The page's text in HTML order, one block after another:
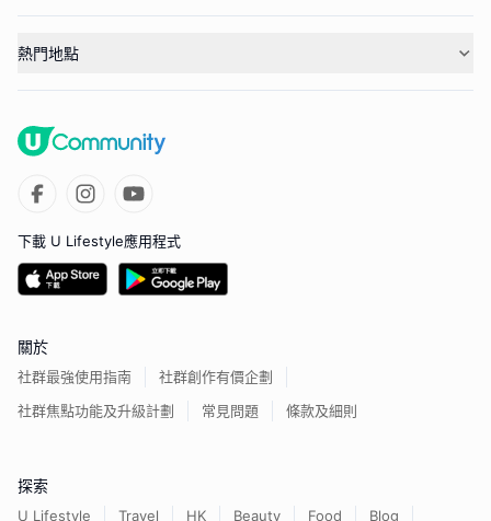
熱門地點
下載 U Lifestyle應用程式
關於
社群最強使用指南
社群創作有價企劃
社群焦點功能及升級計劃
常見問題 條款及細則
探索
U Lifestyle Travel HK Beauty Food Blog